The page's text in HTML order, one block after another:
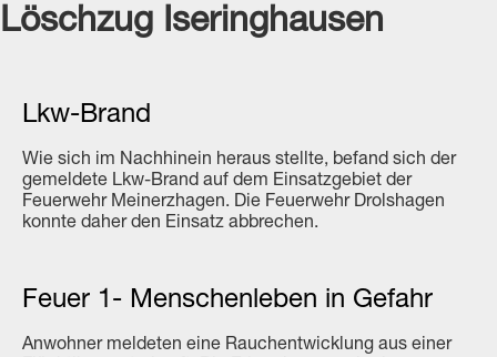
Löschzug Iseringhausen
Lkw-Brand
Wie sich im Nachhinein heraus stellte, befand sich der
gemeldete Lkw-Brand auf dem Einsatzgebiet der
Feuerwehr Meinerzhagen. Die Feuerwehr Drolshagen
konnte daher den Einsatz abbrechen.
Feuer 1- Menschenleben in Gefahr
Anwohner meldeten eine Rauchentwicklung aus einer